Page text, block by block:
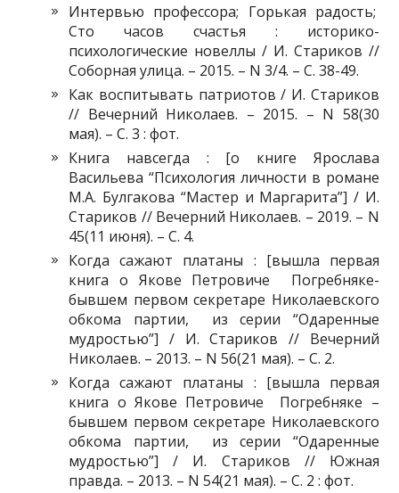
Интервью профессора; Горькая радость;
Сто часов счастья : историко-
психологические новеллы / И. Стариков //
Соборная улица. – 2015. – N 3/4. – С. 38-49.
Как воспитывать патриотов / И. Стариков
// Вечерний Николаев. – 2015. – N 58(30
мая). – С. 3 : фот.
Книга навсегда : [о книге Ярослава
Васильева “Психология личности в романе
М.А. Булгакова “Мастер и Маргарита”] / И.
Стариков // Вечерний Николаев. – 2019. – N
45(11 июня). – С. 4.
Когда сажают платаны : [вышла первая
книга о Якове Петровиче Погребняке-
бывшем первом секретаре Николаевского
обкома партии, из серии “Одаренные
мудростью”] / И. Стариков // Вечерний
Николаев. – 2013. – N 56(21 мая). – С. 2.
Когда сажают платаны : [вышла первая
книга о Якове Петровиче Погребняке –
бывшем первом секретаре Николаевского
обкома партии, из серии “Одаренные
мудростью”] / И. Стариков // Южная
правда. – 2013. – N 54(21 мая). – С. 2 : фот.